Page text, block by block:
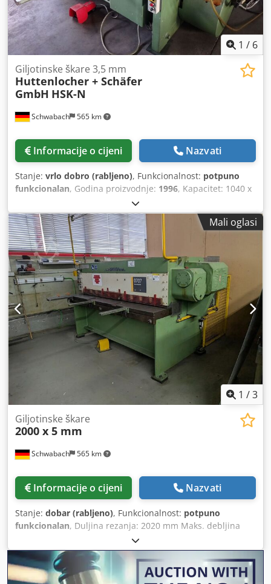
1 / 6
Schwabach 565 km
Giljotinske škare 3,5 mm
Huttenlocher + Schäfer
GmbH HSK-N
Informacije o cijeni Nazvati
Stanje: vrlo dobro (rabljeno), Funkcionalnost: potpuno
funkcionalan, Godina proizvodnje: 1996, Kapacitet: 1040 x
3,5 mm - Zaštita svjetlosne trake straga Cjdpfszq Uvxox
Ahlsha - Kombinirana kočiona i spojna sklopka tvrtke
Ortlinghaus - Naklapanje i podizanje ploča pomoću valjaka
od plastike, odnosno stol s valjcima - Centralno
podmazivanje
Mali oglasi
1 /3
Schwabach 565 km
Giljotinske škare
2000 x 5 mm
Informacije o cijeni Nazvati
Stanje: dobar (rabljeno), Funkcionalnost: potpuno
funkcionalan, Duljina rezanja: 2020 mm Maks. debljina
lima pri 400 N/mm²: 5 mm Maks. debljina lima pri 750
N/mm²: 3 mm Kut rezanja cca: 1,5° Cedjzpg U Djpfx Ahleha
Broj hodova u minuti: 40 H/min Stražnji graničnik cca: 750
mm Dubina stupa: 200 mm